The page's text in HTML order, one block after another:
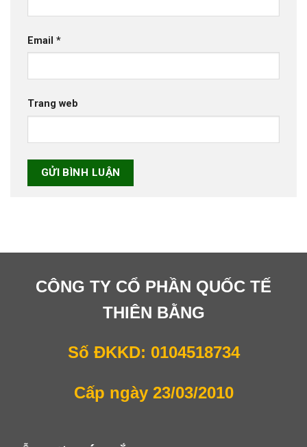
Email *
Trang web
CÔNG TY CỔ PHẦN QUỐC TẾ
THIÊN BẰNG
Số ĐKKD: 0104518734
Cấp ngày 23/03/2010